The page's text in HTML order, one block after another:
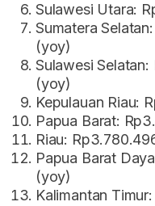
Sulawesi Utara:
Sumatera
(yoy)
Sulawesi Selatan:
(yoy)
Kepulauan Riau:
Papua Barat:
Riau:
Papua Barat
(yoy)
Kalimantan